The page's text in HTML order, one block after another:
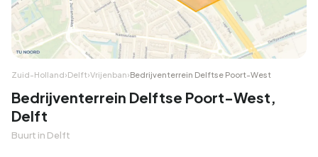
Zuid-Holland›Delft›Vrijenban›Bedrijventerrein Delftse Poort-West
Bedrijventerrein Delftse Poort-West,
Delft
Buurt in Delft